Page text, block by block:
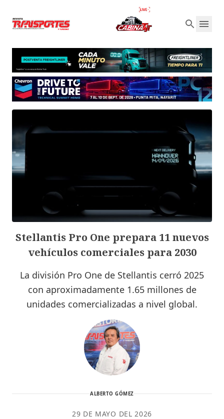
Stellantis Pro One prepara 11 nuevos
vehículos comerciales para 2030
La división Pro One de Stellantis cerró 2025
con aproximadamente 1.65 millones de
unidades comercializadas a nivel global.
ALBERTO GÓMEZ
29 DE MAYO DEL 2026